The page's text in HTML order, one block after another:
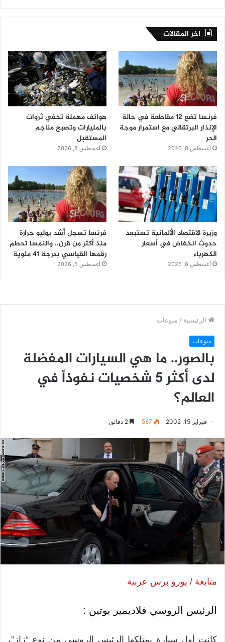
اخر المقالات
فرنسا تضع 12 مقاطعة في حالة
الإنذار البرتقالي مع استمرار موجة
الحر
أغسطس 8, 2026
هواتف مهملة تخفي ثروات
بالمليارات وتصبح مناجم
المستقبل
أغسطس 8, 2026
وزيرة الاقتصاد الألمانية تستبعد
حدوث انخفاض في أسعار
الكهرباء
أغسطس 8, 2026
فرنسا تسجل أشد يوليو حرارة
منذ أكثر من قرن.. والنمسا تحطم
رقمها القياسي بدرجة 41 مئوية
أغسطس 5, 2026